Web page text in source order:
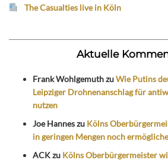
The Casualties live in Köln
Aktuelle
Frank WohlgemuthzuWie Putins
Leipziger Drohnenanschlag für
nutzen
Joe Hanneszu Kölns
in geringen Mengen noch
ACKzu Kölns Oberbürgermeister